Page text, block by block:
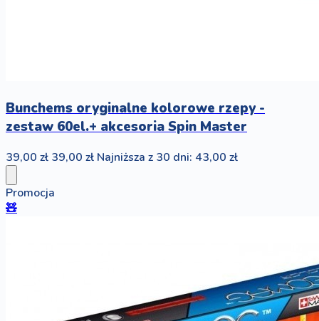
Bunchems oryginalne kolorowe rzepy -
zestaw 60el.+ akcesoria Spin Master
39,00 zł 39,00 zł Najniższa z 30 dni: 43,00 zł
Promocja
🧸